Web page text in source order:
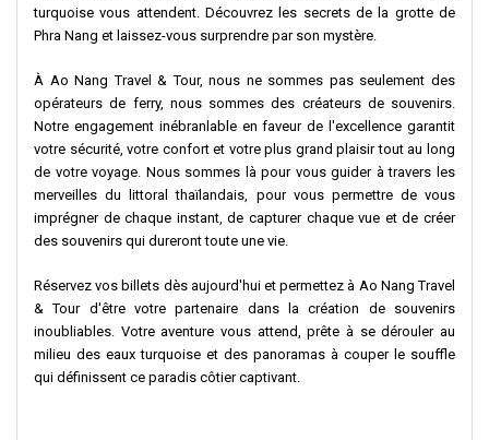
turquoise vous attendent. Découvrez les secrets de la grotte de
Phra Nang et laissez-vous surprendre par son mystère.
À Ao Nang Travel & Tour, nous ne sommes pas seulement des
opérateurs de ferry, nous sommes des créateurs de souvenirs.
Notre engagement inébranlable en faveur de l'excellence garantit
votre sécurité, votre confort et votre plus grand plaisir tout au long
de votre voyage. Nous sommes là pour vous guider à travers les
merveilles du littoral thaïlandais, pour vous permettre de vous
imprégner de chaque instant, de capturer chaque vue et de créer
des souvenirs qui dureront toute une vie.
Réservez vos billets dès aujourd'hui et permettez à Ao Nang Travel
& Tour d'être votre partenaire dans la création de souvenirs
inoubliables. Votre aventure vous attend, prête à se dérouler au
milieu des eaux turquoise et des panoramas à couper le souffle
qui définissent ce paradis côtier captivant.